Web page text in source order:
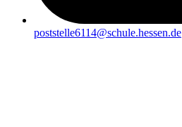
poststelle6114@schule.hessen.de